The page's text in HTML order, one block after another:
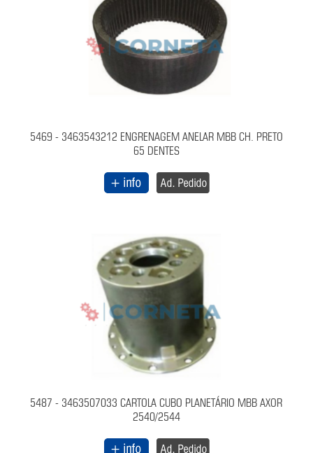
5469 - 3463543212 ENGRENAGEM ANELAR MBB CH. PRETO
65 DENTES
5487 - 3463507033 CARTOLA CUBO PLANETÁRIO MBB AXOR
2540/2544